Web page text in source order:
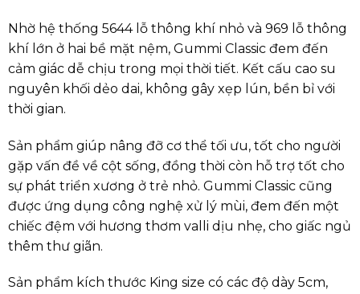
Nhờ hệ thống 5644 lỗ thông khí nhỏ và 969 lỗ thông
khí lớn ở hai bề mặt nệm, Gummi Classic đem đến
cảm giác dễ chịu trong mọi thời tiết. Kết cấu cao su
nguyên khối dẻo dai, không gây xẹp lún, bền bỉ với
thời gian.
Sản phẩm giúp nâng đỡ cơ thể tối ưu, tốt cho người
gặp vấn đề về cột sống, đồng thời còn hỗ trợ tốt cho
sự phát triển xương ở trẻ nhỏ. Gummi Classic cũng
được ứng dụng công nghệ xử lý mùi, đem đến một
chiếc đệm với hương thơm valli dịu nhẹ, cho giấc ngủ
thêm thư giãn.
Sản phẩm kích thước King size có các độ dày 5cm,